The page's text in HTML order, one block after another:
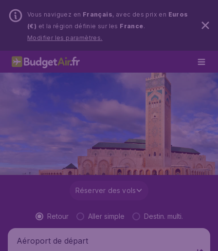
Vous naviguez en Français, avec des prix en Euros
(€) et la région définie sur les France.
Modifier les paramètres.
Réserver des vols
Retour Aller simple Destin. multi.
Aéroport de départ